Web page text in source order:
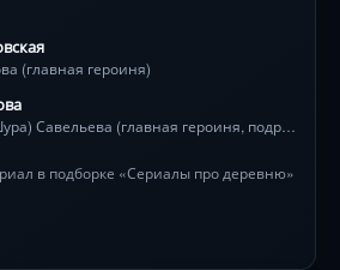
и его семьей. Тем
Шуры и Антона, сына
некоторые проблемы для его
(главная героиня)
Александра (Шура) Савельева (главная героиня, подруга Нины)
в подборке «Сериалы про деревню»